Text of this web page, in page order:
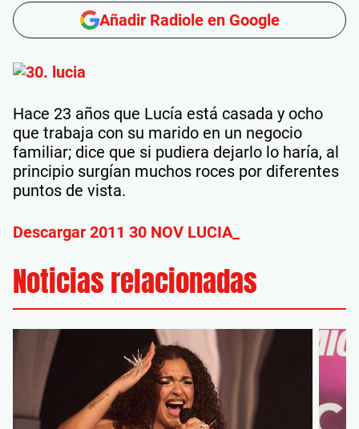
Añadir Radiole en Google
Hace 23 años que Lucía está casada y ocho
que trabaja con su marido en un negocio
familiar; dice que si pudiera dejarlo lo haría, al
principio surgían muchos roces por diferentes
puntos de vista.
Descargar 2011 30 NOV LUCIA_
Noticias relacionadas